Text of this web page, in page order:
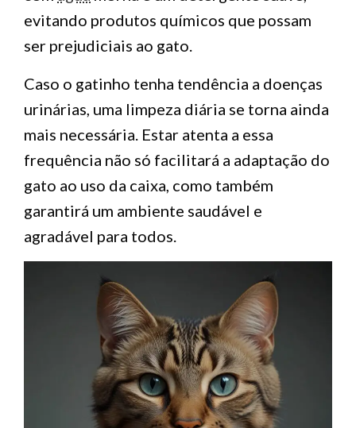
evitando produtos químicos que possam
ser prejudiciais ao gato.
Caso o gatinho tenha tendência a doenças
urinárias, uma limpeza diária se torna ainda
mais necessária. Estar atenta a essa
frequência não só facilitará a adaptação do
gato ao uso da caixa, como também
garantirá um ambiente saudável e
agradável para todos.